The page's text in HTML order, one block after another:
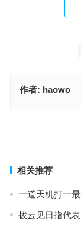
作者: haowo
相关推荐
一道天机打一
拨云见日指代